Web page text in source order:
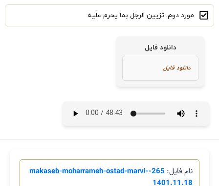
مورد دوم: تزیین الرجل بما یحرم علیه
دانلود فایل
نام فایل:
265-makaseb-moharrameh-ostad-marvi-
1401.11.18